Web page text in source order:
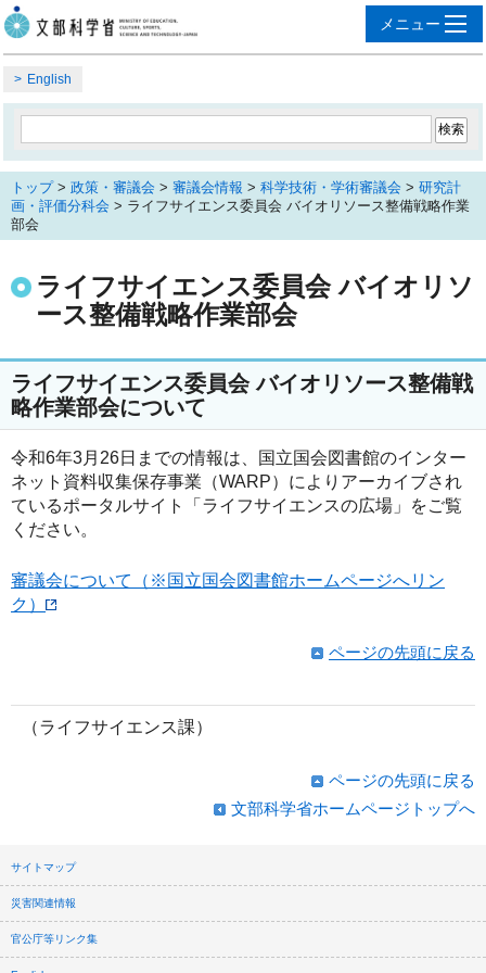
English
トップ> 政策・審議会 > 審議会情報 > 科学技術・学術審議会 > 研究計
画・評価分科会 > ライフサイエンス委員会 バイオリソース整備戦略作業
部会
ライフサイエンス委員会 バイオリソ
ース整備戦略作業部会
ライフサイエンス委員会 バイオリソース整備戦
略作業部会について
令和6年3月26日までの情報は、国立国会図書館のインター
ネット資料収集保存事業（WARP）によりアーカイブされ
ているポータルサイト「ライフサイエンスの広場」をご覧
ください。
審議会について（※国立国会図書館ホームページへリン
ク）
ページの先頭に戻る
（ライフサイエンス課）
ページの先頭に戻る
文部科学省ホームページトップへ
サイトマップ
災害関連情報
官公庁等リンク集